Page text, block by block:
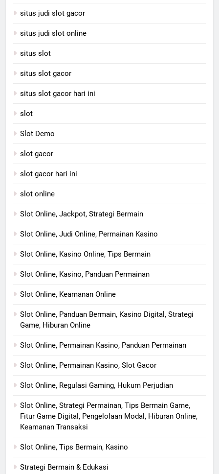
situs judi slot gacor
situs judi slot online
situs slot
situs slot gacor
situs slot gacor hari ini
slot
Slot Demo
slot gacor
slot gacor hari ini
slot online
Slot Online, Jackpot, Strategi Bermain
Slot Online, Judi Online, Permainan Kasino
Slot Online, Kasino Online, Tips Bermain
Slot Online, Kasino, Panduan Permainan
Slot Online, Keamanan Online
Slot Online, Panduan Bermain, Kasino Digital, Strategi
Game, Hiburan Online
Slot Online, Permainan Kasino, Panduan Permainan
Slot Online, Permainan Kasino, Slot Gacor
Slot Online, Regulasi Gaming, Hukum Perjudian
Slot Online, Strategi Permainan, Tips Bermain Game,
Fitur Game Digital, Pengelolaan Modal, Hiburan Online,
Keamanan Transaksi
Slot Online, Tips Bermain, Kasino
Strategi Bermain & Edukasi